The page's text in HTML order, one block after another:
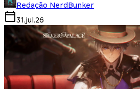
Redação NerdBunker
31.jul.26